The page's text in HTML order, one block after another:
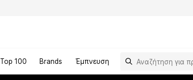
Top 100 Brands Έμπνευση